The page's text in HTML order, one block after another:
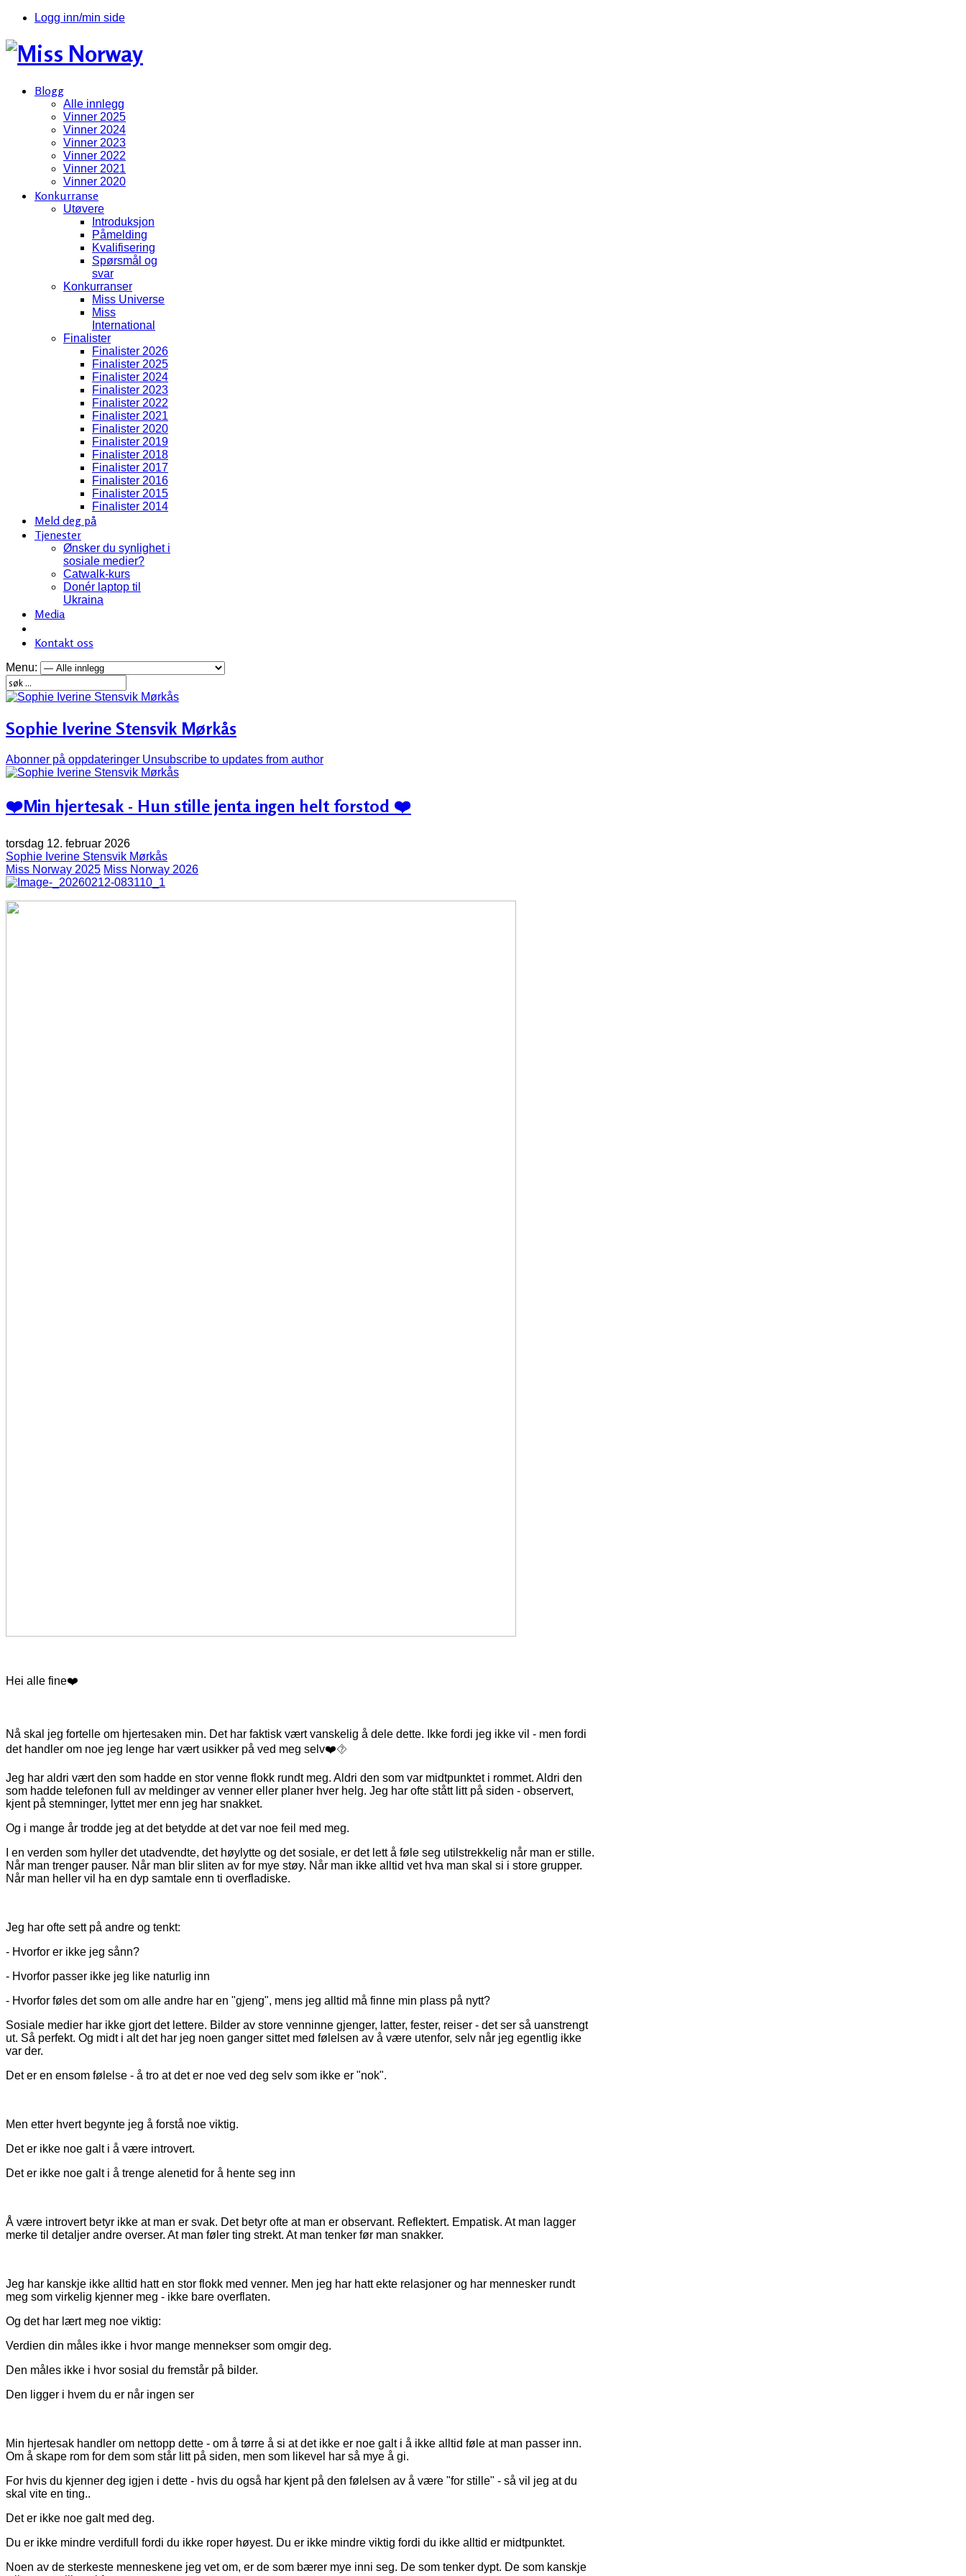
Logg inn/min side
Blogg
Alle innlegg
Vinner 2025
Vinner 2024
Vinner 2023
Vinner 2022
Vinner 2021
Vinner 2020
Konkurranse
Utøvere
Introduksjon
Påmelding
Kvalifisering
Spørsmål og
svar
Konkurranser
Miss Universe
Miss
International
Finalister
Finalister 2026
Finalister 2025
Finalister 2024
Finalister 2023
Finalister 2022
Finalister 2021
Finalister 2020
Finalister 2019
Finalister 2018
Finalister 2017
Finalister 2016
Finalister 2015
Finalister 2014
Meld deg på
Tjenester
Ønsker du synlighet i
sosiale medier?
Catwalk-kurs
Donér laptop til
Ukraina
Media
Kontakt oss
Menu:
Sophie Iverine Stensvik Mørkås
Abonner på oppdateringer Unsubscribe to updates from author
❤️‍Min hjertesak - Hun stille jenta ingen helt forstod ❤️‍
torsdag 12. februar 2026
Sophie Iverine Stensvik Mørkås
Miss Norway 2025 Miss Norway 2026
Hei alle fine❤️
Nå skal jeg fortelle om hjertesaken min. Det har faktisk vært vanskelig å dele dette. Ikke fordi jeg ikke vil - men fordi
det handler om noe jeg lenge har vært usikker på ved meg selv❤️‍⯑
Jeg har aldri vært den som hadde en stor venne flokk rundt meg. Aldri den som var midtpunktet i rommet. Aldri den
som hadde telefonen full av meldinger av venner eller planer hver helg. Jeg har ofte stått litt på siden - observert,
kjent på stemninger, lyttet mer enn jeg har snakket.
Og i mange år trodde jeg at det betydde at det var noe feil med meg.
I en verden som hyller det utadvendte, det høylytte og det sosiale, er det lett å føle seg utilstrekkelig når man er stille.
Når man trenger pauser. Når man blir sliten av for mye støy. Når man ikke alltid vet hva man skal si i store grupper.
Når man heller vil ha en dyp samtale enn ti overfladiske.
Jeg har ofte sett på andre og tenkt:
- Hvorfor er ikke jeg sånn?
- Hvorfor passer ikke jeg like naturlig inn
- Hvorfor føles det som om alle andre har en "gjeng", mens jeg alltid må finne min plass på nytt?
Sosiale medier har ikke gjort det lettere. Bilder av store venninne gjenger, latter, fester, reiser - det ser så uanstrengt
ut. Så perfekt. Og midt i alt det har jeg noen ganger sittet med følelsen av å være utenfor, selv når jeg egentlig ikke
var der.
Det er en ensom følelse - å tro at det er noe ved deg selv som ikke er "nok".
Men etter hvert begynte jeg å forstå noe viktig.
Det er ikke noe galt i å være introvert.
Det er ikke noe galt i å trenge alenetid for å hente seg inn
Å være introvert betyr ikke at man er svak. Det betyr ofte at man er observant. Reflektert. Empatisk. At man lagger
merke til detaljer andre overser. At man føler ting strekt. At man tenker før man snakker.
Jeg har kanskje ikke alltid hatt en stor flokk med venner. Men jeg har hatt ekte relasjoner og har mennesker rundt
meg som virkelig kjenner meg - ikke bare overflaten.
Og det har lært meg noe viktig:
Verdien din måles ikke i hvor mange mennekser som omgir deg.
Den måles ikke i hvor sosial du fremstår på bilder.
Den ligger i hvem du er når ingen ser
Min hjertesak handler om nettopp dette - om å tørre å si at det ikke er noe galt i å ikke alltid føle at man passer inn.
Om å skape rom for dem som står litt på siden, men som likevel har så mye å gi.
For hvis du kjenner deg igjen i dette - hvis du også har kjent på den følelsen av å være "for stille" - så vil jeg at du
skal vite en ting..
Det er ikke noe galt med deg.
Du er ikke mindre verdifull fordi du ikke roper høyest. Du er ikke mindre viktig fordi du ikke alltid er midtpunktet.
Noen av de sterkeste menneskene jeg vet om, er de som bærer mye inni seg. De som tenker dypt. De som kanskje